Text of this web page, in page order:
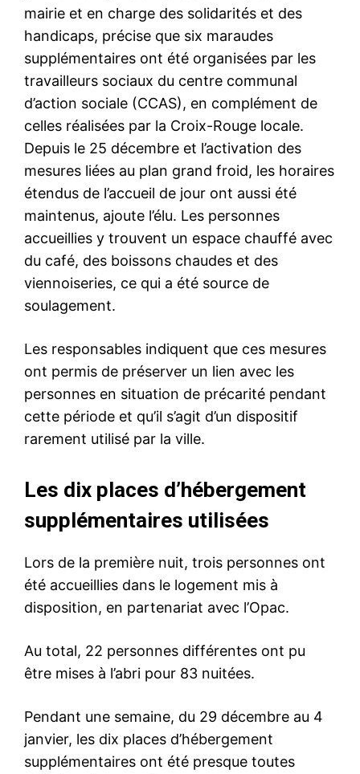
mairie et en charge des solidarités et des
handicaps, précise que six maraudes
supplémentaires ont été organisées par les
travailleurs sociaux du centre communal
d’action sociale (CCAS), en complément de
celles réalisées par la Croix-Rouge locale.
Depuis le 25 décembre et l’activation des
mesures liées au plan grand froid, les horaires
étendus de l’accueil de jour ont aussi été
maintenus, ajoute l’élu. Les personnes
accueillies y trouvent un espace chauffé avec
du café, des boissons chaudes et des
viennoiseries, ce qui a été source de
soulagement.
Les responsables indiquent que ces mesures
ont permis de préserver un lien avec les
personnes en situation de précarité pendant
cette période et qu’il s’agit d’un dispositif
rarement utilisé par la ville.
Les dix places d’hébergement
supplémentaires utilisées
Lors de la première nuit, trois personnes ont
été accueillies dans le logement mis à
disposition, en partenariat avec l’Opac.
Au total, 22 personnes différentes ont pu
être mises à l’abri pour 83 nuitées.
Pendant une semaine, du 29 décembre au 4
janvier, les dix places d’hébergement
supplémentaires ont été presque toutes